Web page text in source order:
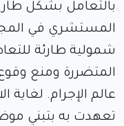
بالتعامل بشكل
المستشري في
شمولية طارئة
المتضررة ومنع
عالم الإجرام. لغاية
تعهدت به بتبني